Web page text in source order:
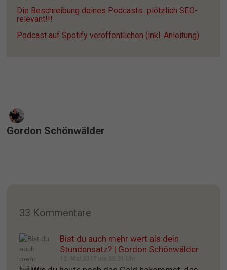
Die Beschreibung deines Podcasts...plötzlich SEO-
relevant!!!
Podcast auf Spotify veröffentlichen (inkl. Anleitung)
Gordon Schönwälder
33 Kommentare
Bist du auch mehr wert als dein
Stundensatz? | Gordon Schönwälder